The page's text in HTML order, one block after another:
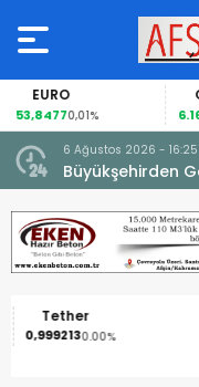
EURO
53,84770,01%
6 Ağustos 2026 - 16:25
Büyükşehirden
Kurtarma
Tether
0,9992130.00%